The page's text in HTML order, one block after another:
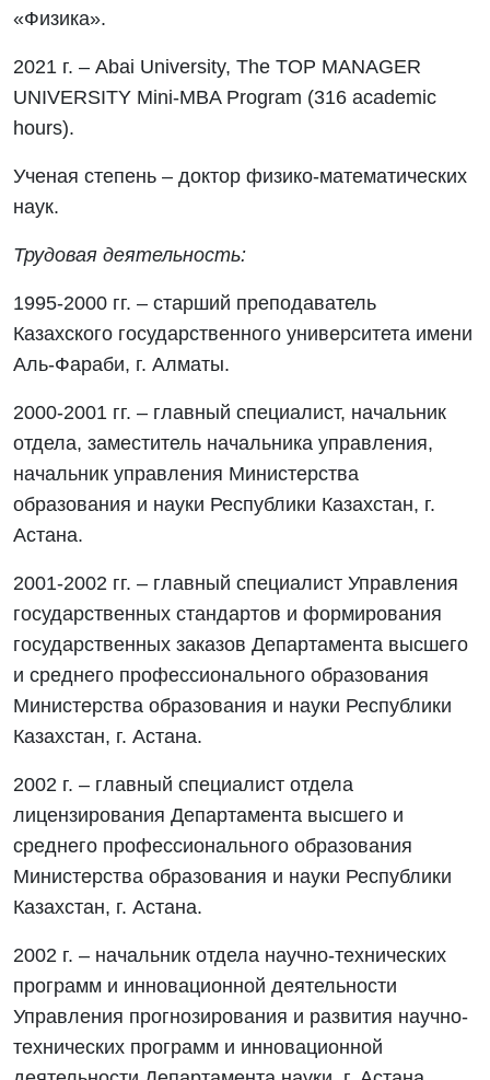
«Физика».
2021 г. – Abai University, The TOP MANAGER
UNIVERSITY Mini-MBA Program (316 academic
hours).
Ученая степень – доктор физико-математических
наук.
Трудовая деятельность:
1995-2000 гг. – старший преподаватель
Казахского государственного университета имени
Аль-Фараби, г. Алматы.
2000-2001 гг. – главный специалист, начальник
отдела, заместитель начальника управления,
начальник управления Министерства
образования и науки Республики Казахстан, г.
Астана.
2001-2002 гг. – главный специалист Управления
государственных стандартов и формирования
государственных заказов Департамента высшего
и среднего профессионального образования
Министерства образования и науки Республики
Казахстан, г. Астана.
2002 г. – главный специалист отдела
лицензирования Департамента высшего и
среднего профессионального образования
Министерства образования и науки Республики
Казахстан, г. Астана.
2002 г. – начальник отдела научно-технических
программ и инновационной деятельности
Управления прогнозирования и развития научно-
технических программ и инновационной